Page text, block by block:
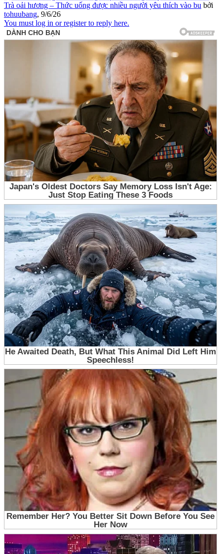
Trà oải hương – Thức uống được nhiều người yêu thích vào bu bởi
tohuubang, 9/6/26
You must log in or register to reply here.